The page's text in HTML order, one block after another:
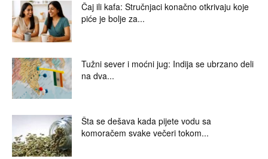
Čaj ili kafa: Stručnjaci konačno otkrivaju koje
piće je bolje za...
Tužni sever i moćni jug: Indija se ubrzano deli
na dva...
Šta se dešava kada pijete vodu sa
komoračem svake večeri tokom...